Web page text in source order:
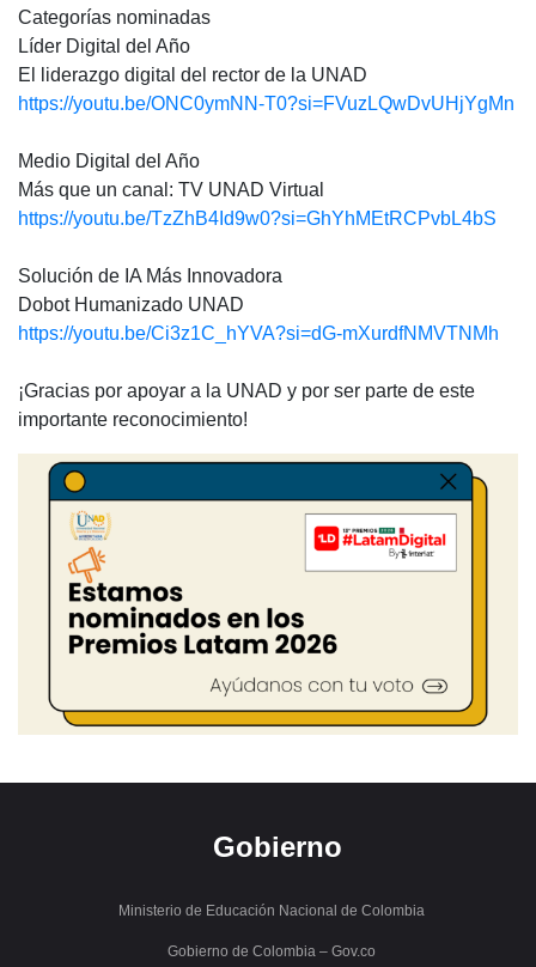
Categorías nominadas
Líder Digital del Año
El liderazgo digital del rector de la UNAD
https://youtu.be/ONC0ymNN-T0?si=FVuzLQwDvUHjYgMn
Medio Digital del Año
Más que un canal: TV UNAD Virtual
https://youtu.be/TzZhB4Id9w0?si=GhYhMEtRCPvbL4bS
Solución de IA Más Innovadora
Dobot Humanizado UNAD
https://youtu.be/Ci3z1C_hYVA?si=dG-mXurdfNMVTNMh
¡Gracias por apoyar a la UNAD y por ser parte de este
importante reconocimiento!
Gobierno
Ministerio de Educación Nacional de Colombia
Gobierno de Colombia – Gov.co